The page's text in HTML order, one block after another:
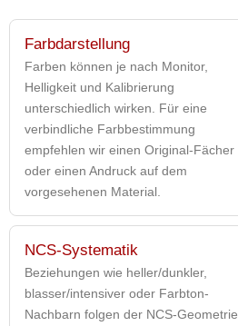
Farbdarstellung
Farben können je nach Monitor,
Helligkeit und Kalibrierung
unterschiedlich wirken. Für eine
verbindliche Farbbestimmung
empfehlen wir einen Original-Fächer
oder einen Andruck auf dem
vorgesehenen Material.
NCS-Systematik
Beziehungen wie heller/dunkler,
blasser/intensiver oder Farbton-
Nachbarn folgen der NCS-Geometrie.